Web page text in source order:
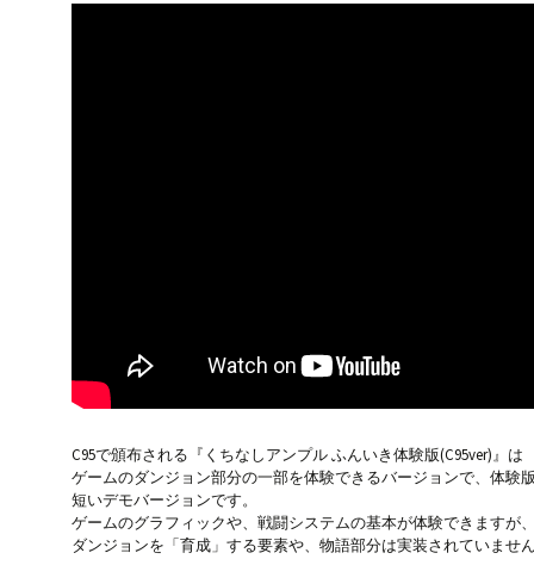
C95で頒布される『くちなしアンプル ふんいき体験版(C95ver)』は
ゲームのダンジョン部分の一部を体験できるバージョンで、体験
短いデモバージョンです。
ゲームのグラフィックや、戦闘システムの基本が体験できますが
ダンジョンを「育成」する要素や、物語部分は実装されていませ